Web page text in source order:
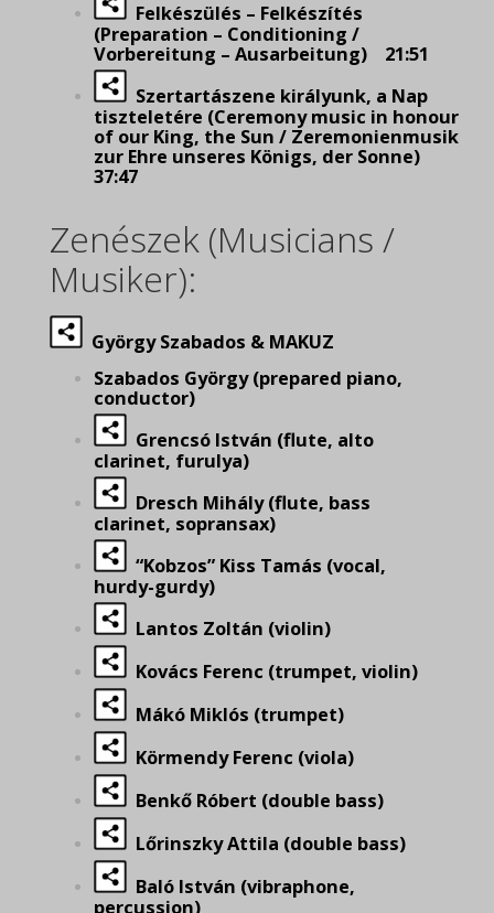
Felkészülés – Felkészítés
(Preparation – Conditioning /
Vorbereitung – Ausarbeitung) 21:51
Szertartászene királyunk, a Nap
tiszteletére (Ceremony music in honour
of our King, the Sun / Zeremonienmusik
zur Ehre unseres Königs, der Sonne)
37:47
Zenészek (Musicians /
Musiker):
György Szabados & MAKUZ
Szabados György (prepared piano,
conductor)
Grencsó István (flute, alto
clarinet, furulya)
Dresch Mihály (flute, bass
clarinet, sopransax)
“Kobzos” Kiss Tamás (vocal,
hurdy-gurdy)
Lantos Zoltán (violin)
Kovács Ferenc (trumpet, violin)
Mákó Miklós (trumpet)
Körmendy Ferenc (viola)
Benkő Róbert (double bass)
Lőrinszky Attila (double bass)
Baló István (vibraphone,
percussion)